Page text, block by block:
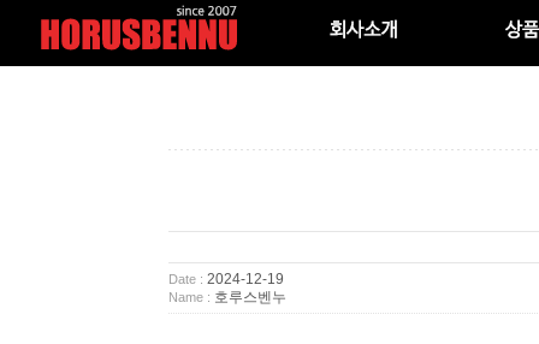
Date : 2024-12-19
Name : 호루스벤누